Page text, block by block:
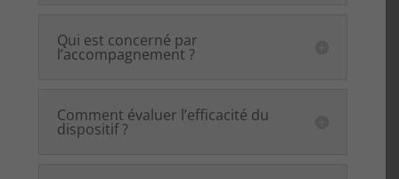
Qui est concerné par
l’accompagnement ?
Comment évaluer l’efficacité du
dispositif ?